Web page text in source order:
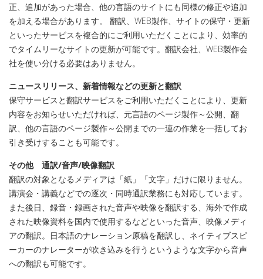
正、追加があった場合、他の言語のサイトにも同様の修正や追加
を加える場合があります。 翻訳、WEB製作、サイトの保守・更新
といったサービスを複合的にご利用いただくことにより、効率的
でタイムリーなサイトの更新が可能です。翻訳会社、WEB製作会
社を使い分ける必要はありません。
ニュースリリース、新着情報などの更新と翻訳
保守サービスと翻訳サービスをご利用いただくことにより、更新
内容をお知らせいただければ、元言語のページ製作～公開、翻
訳、他の言語のページ製作～公開までの一連の作業を一括してお
引き受けすることも可能です。
その他 通訳/音声/映像翻訳
翻訳の対象となるメディアは「紙」「文字」だけに限りません。
講演会・講義などでの逐次・同時通訳業務にも対応しています。
また後日、録音・録画された音声や映像を翻訳する、海外で作成
された映像資料を国内で使用するなどといった音声、映像メディ
アの翻訳。日本語のナレーション原稿を翻訳し、ネイティブスピ
ーカーのナレーターが吹き込みを行うというような文字から音声
への翻訳も可能です。